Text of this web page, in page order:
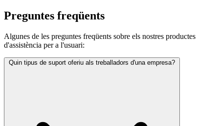
Preguntes freqüents
Algunes de les preguntes freqüents sobre els nostres productes
d'assistència per a l'usuari:
Quin tipus de suport oferiu als treballadors d'una empresa?